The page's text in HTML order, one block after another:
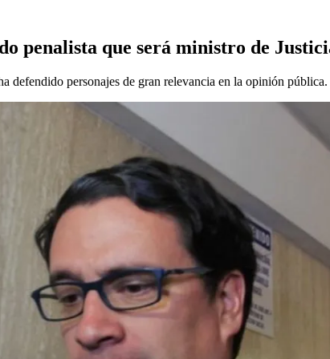
penalista que será ministro de
defendido personajes de gran relevancia en la opinión pública.